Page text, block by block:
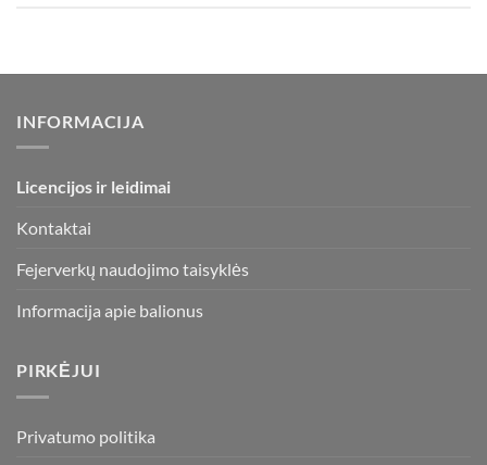
INFORMACIJA
Licencijos ir leidimai
Kontaktai
Fejerverkų naudojimo taisyklės
Informacija apie balionus
PIRKĖJUI
Privatumo politika